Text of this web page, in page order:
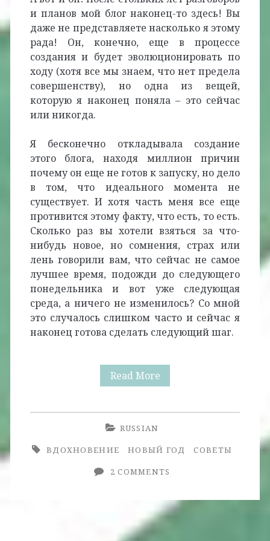
и планов мой блог наконец-то здесь! Вы
даже не представляете насколько я этому
рада! Он, конечно, еще в процессе
создания и будет эволюционировать по
ходу (хотя все мы знаем, что нет предела
совершенству), но одна из вещей,
которую я наконец поняла – это сейчас
или никогда.
Я бесконечно откладывала создание
этого блога, находя миллион причин
почему он еще не готов к запуску, но дело
в том, что идеального момента не
существует. И хотя часть меня все еще
противится этому факту, что есть, то есть.
Сколько раз вы хотели взяться за что-
нибудь новое, но сомнения, страх или
лень говорили вам, что сейчас не самое
лучшее время, подожди до следующего
понедельника и вот уже следующая
среда, а ничего не изменилось? Со мной
это случалось слишком часто и сейчас я
наконец готова сделать следующий шаг.
Read MoreСейчас
которые
RUSSIAN
ВДОХНОВЕНИЕ
НОВЫЙ ГОД
СОВЕТЫ
2 COMMENTS